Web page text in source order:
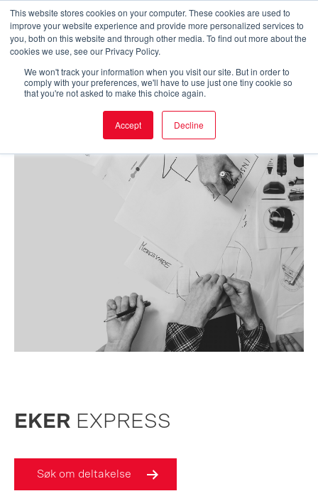
This website stores cookies on your computer. These cookies are used to
improve your website experience and provide more personalized services to
you, both on this website and through other media. To find out more about the
cookies we use, see our Privacy Policy.
We won't track your information when you visit our site. But in order to
comply with your preferences, we'll have to use just one tiny cookie so
that you're not asked to make this choice again.
Accept Decline
Skip
content
Main
EKER EXPRESS
Søk om deltakelse